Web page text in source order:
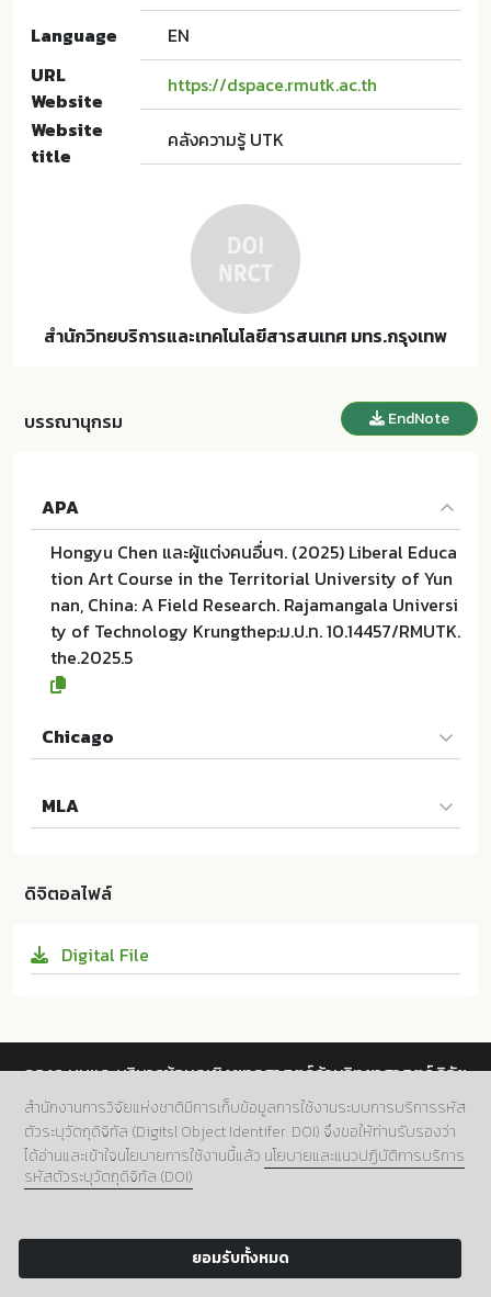
Language
EN
URL
Website
https://dspace.rmutk.ac.th
Website
title
คลังความรู้ UTK
สำนักวิทยบริการและเทคโนโลยีสารสนเทศ มทร.กรุงเทพ
บรรณานุกรม EndNote
APA
Hongyu Chen และผู้แต่งคนอื่นๆ. (2025) Liberal Educa
tion Art Course in the Territorial University of Yun
nan, China: A Field Research. Rajamangala Universi
ty of Technology Krungthep:ม.ป.ท. 10.14457/RMUTK.
the.2025.5
Chicago
on Art Course in the Territorial University of Yunna
n, China: A Field Research. ม.ป.ท.:Rajamangala Univ
he.2025.5
MLA
na: A Field Research. ม.ป.ท.:Rajamangala University
UTK.the.2025.5
ดิจิตอลไฟล์
Digital File
กองระบบและบริหารข้อมูลเชิงยุทธศาสตร์ด้านวิทยาศาสตร์ วิจัย
และนวัตกรรม สำนักงานการวิจัยแห่งชาติ (วช.)
ที่อยู่.196 ถนนพหลโยธิน แขวงลาดยาว เขตจตุจักร กทม.
10900
เบอร์โทร.02 5612445 ต่อ 705
Copyright 2024 NRCT:Digital Object Identifier.
สำนักงานการวิจัยแห่งชาติมีการเก็บข้อมูลการใช้งานระบบการบริการรหัส
ตัวระบุวัตถุดิจิทัล (Digitsl Object Identifer: DOI) จึงขอให้ท่านรับรองว่า
ได้อ่านและเข้าใจนโยบายการใช้งานนี้แล้ว นโยบายและแนวปฏิบัติการบริการ
รหัสตัวระบุวัตถุดิจิทัล (DOI)
ยอมรับทั้งหมด